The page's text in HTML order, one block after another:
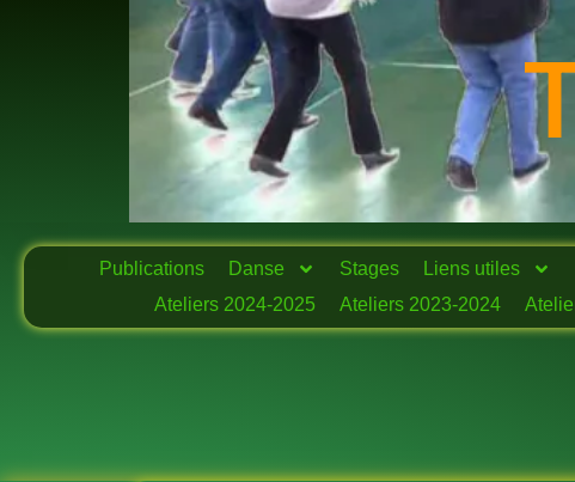
Publications Danse Stages Liens utiles
Ateliers 2024-2025
Ateliers 2023-2024